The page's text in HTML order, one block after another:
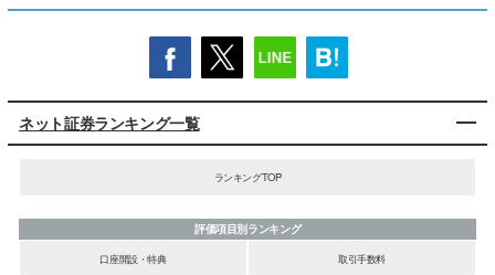
ネット証券ランキング一覧
ランキングTOP
評価項目別ランキング
口座開設・特典
取引手数料